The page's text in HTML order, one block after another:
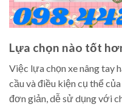
Lựa chọn nào tốt
Việc lựa chọn xe nâng tay
cầu và điều kiện cụ thể
đơn giản, dễ sử dụng với